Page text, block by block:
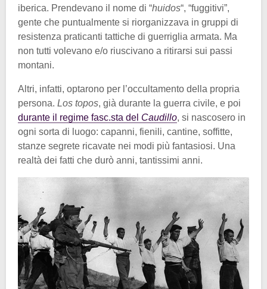
iberica. Prendevano il nome di “huidos“, “fuggitivi”,
gente che puntualmente si riorganizzava in gruppi di
resistenza praticanti tattiche di guerriglia armata. Ma
non tutti volevano e/o riuscivano a ritirarsi sui passi
montani.
Altri, infatti, optarono per l’occultamento della propria
persona. Los topos, già durante la guerra civile, e poi
durante il regime fasc.sta del Caudillo, si nascosero in
ogni sorta di luogo: capanni, fienili, cantine, soffitte,
stanze segrete ricavate nei modi più fantasiosi. Una
realtà dei fatti che durò anni, tantissimi anni.